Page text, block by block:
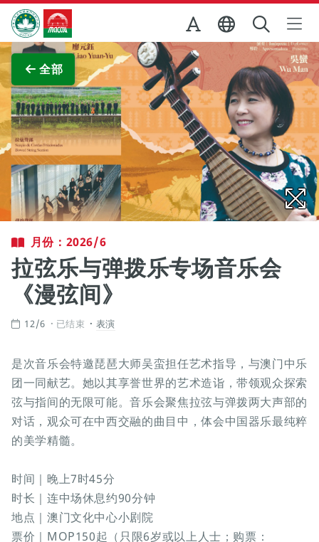
跳至主内容
澳门特别行政区政府旅游局
全部
查看原图
月份：2026/6
拉弦乐与弹拨乐专场音乐会
《漫弦间》
12/6 已结束 表演
是次音乐会特邀琵琶大师吴蛮担任艺术指导，与澳门中乐
团一同献艺。她以其享誉世界的艺术造诣，带领观众探索
弦与指间的无限可能。音乐会聚焦拉弦与弹拨两大声部的
对话，观众可在中西交融的曲目中，体会中国器乐最纯粹
的美学精髓。
时间｜晚上7时45分
时长｜连中场休息约90分钟
地点｜澳门文化中心小剧院
票价｜MOP150起（只限6岁或以上人士；购票：